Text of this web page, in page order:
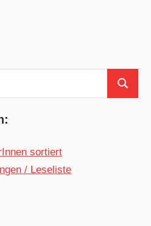
Suchen
sortiert
/ Leseliste